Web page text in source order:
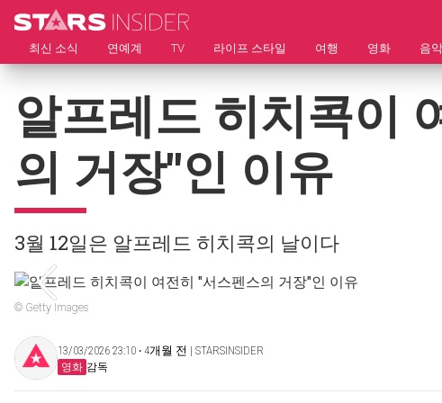
최신 소식 연예계 TV 라이프 스타일 여행 영화 음악
알프레드 히치콕이
의 거장"인 이유
3월 12일은 알프레드 히치콕의 날이다
© Getty Images
13/03/2026 23:10 ‧ 4개월 전 | STARSINSIDER
영화 감독